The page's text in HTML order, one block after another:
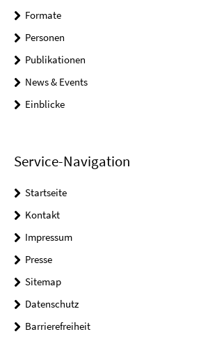
Formate
Personen
Publikationen
News & Events
Einblicke
Service-Navigation
Startseite
Kontakt
Impressum
Presse
Sitemap
Datenschutz
Barrierefreiheit